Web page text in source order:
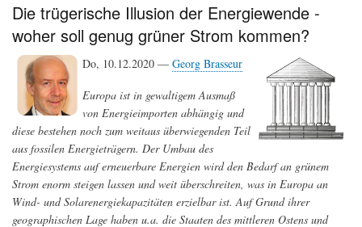
-
wenn
das
E-
Auto
Die trügerische Illusion der Energiewende -
woher soll genug grüner Strom kommen?
Do, 10.12.2020 — Georg Brasseur
Europa ist in gewaltigem Ausmaß
von Energieimporten abhängig und
diese bestehen noch zum weitaus überwiegenden Teil
aus fossilen Energieträgern. Der Umbau des
Energiesystems auf erneuerbare Energien wird den Bedarf an grünem
Strom enorm steigen lassen und weit überschreiten, was in Europa an
Wind- und Solarenergiekapazitäten erzielbar ist. Auf Grund ihrer
geographischen Lage haben u.a. die Staaten des mittleren Ostens und